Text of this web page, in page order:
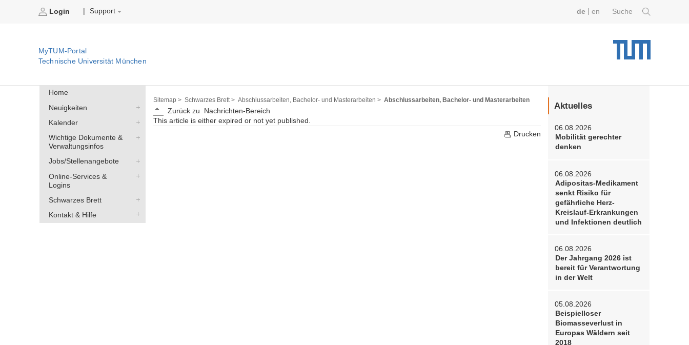
Login Support Suche
de en
MyTUM-Portal
Technische Universität München
Home
Neuigkeiten
Kalender
Wichtige Dokumente &
Verwaltungsinfos
Jobs/Stellenangebote
Online-Services &
Logins
Schwarzes Brett
Kontakt & Hilfe
Sitemap > Schwarzes Brett > Abschlussarbeiten, Bachelor- und Masterarbeiten > Abschlussarbeiten, Bachelor- und Masterarbeiten
Zurück zu
Nachrichten-Bereich
This article is either expired or not yet published.
Drucken
Aktuelles
06.08.2026
Mobilität gerechter
denken
06.08.2026
Adipositas-Medikament
senkt Risiko für
gefährliche Herz-
Kreislauf-Erkrankungen
und Infektionen deutlich
06.08.2026
Der Jahrgang 2026 ist
bereit für Verantwortung
in der Welt
05.08.2026
Beispielloser
Biomasseverlust in
Europas Wäldern seit
2018